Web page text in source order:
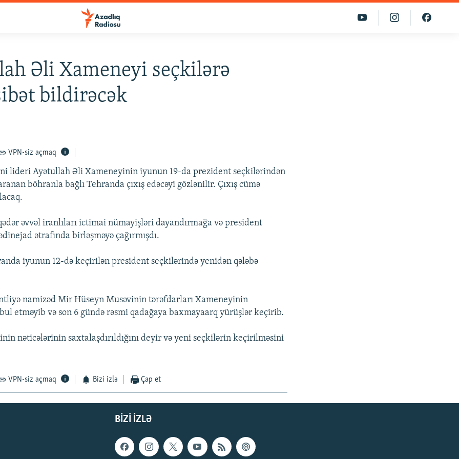
Əli Xameneyi seçkilərə
bildirəcək
VPN-siz açmaq
lideri Ayətullah Əli Xameneyinin iyunun 19-da prezident seçkilərindən
böhranla bağlı Tehranda çıxış edəcəyi gözlənilir. Çıxış cümə
əvvəl iranlıları ictimai nümayişləri dayandırmağa və president
ətrafında birləşməyə çağırmışdı.
iyunun 12-də keçirilən president seçkilərində yenidən qələbə
namizəd Mir Hüseyn Musəvinin tərəfdarları Xameneyinin
etməyib və son 6 gündə rəsmi qadağaya baxmayaarq yürüşlər keçirib.
nəticələrinin saxtalaşdırıldığını deyir və yeni seçkilərin keçirilməsini
VPN-siz açmaq Bizi izlə Çap et
BIZI IZLƏ